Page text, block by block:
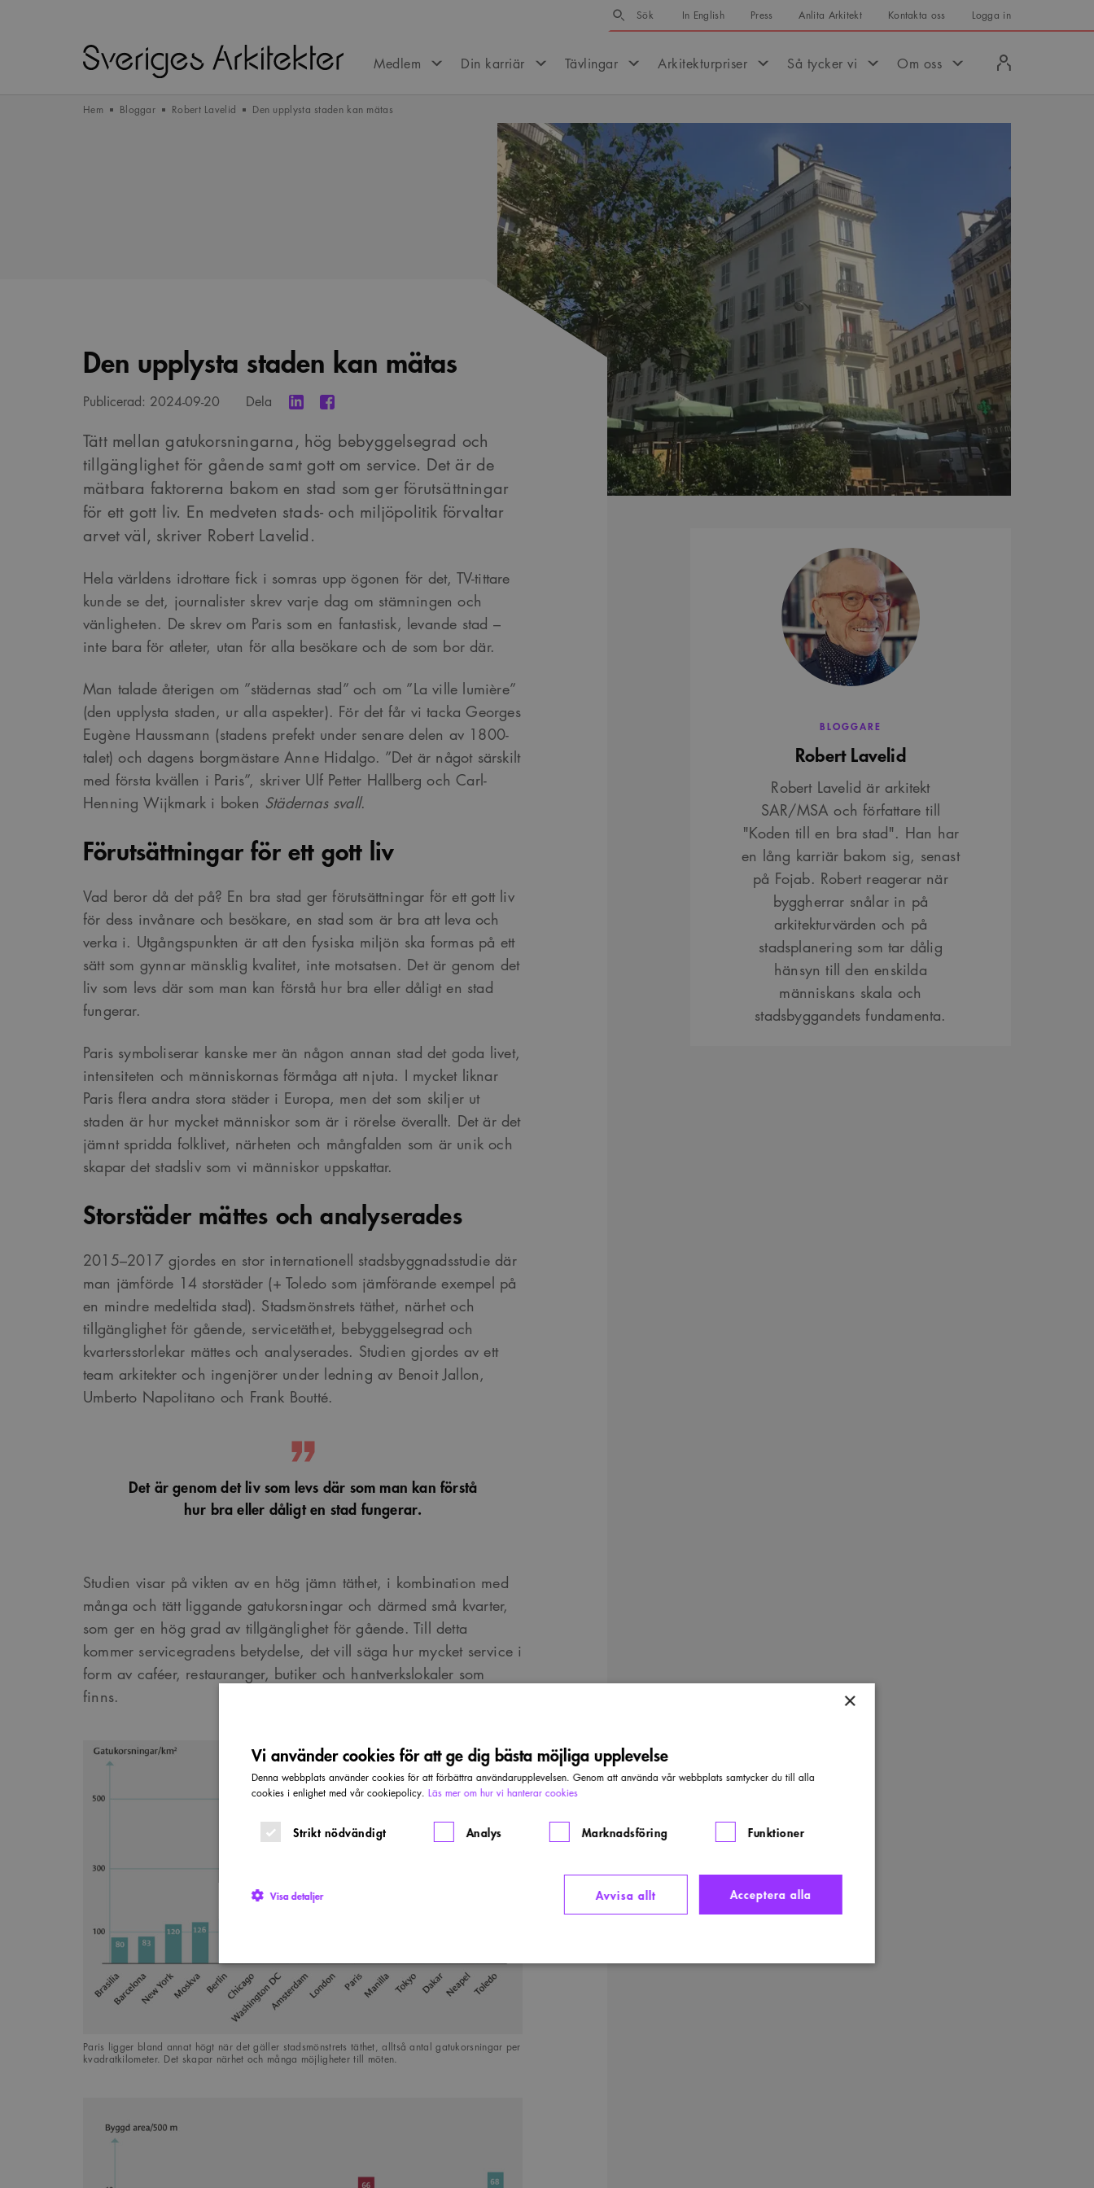
Sök
Sök In English Press Anlita Arkitekt Kontakta oss Logga in
Medlem Din karriär Tävlingar Arkitekturpriser Så tycker vi Om oss
in
Hem Bloggar Robert Lavelid Den upplysta staden kan mätas
Den upplysta staden kan mätas
Publicerad: 2024-09-20 Dela
Tätt mellan gatukorsningarna, hög bebyggelsegrad och
tillgänglighet för gående samt gott om service. Det är de
mätbara faktorerna bakom en stad som ger förutsättningar
för ett gott liv. En medveten stads- och miljöpolitik förvaltar
arvet väl, skriver Robert Lavelid.
Hela världens idrottare fick i somras upp ögonen för det, TV-tittare
kunde se det, journalister skrev varje dag om stämningen och
vänligheten. De skrev om Paris som en fantastisk, levande stad –
inte bara för atleter, utan för alla besökare och de som bor där.
Man talade återigen om ”städernas stad” och om ”La ville lumière”
(den upplysta staden, ur alla aspekter). För det får vi tacka Georges
Eugène Haussmann (stadens prefekt under senare delen av 1800-
talet) och dagens borgmästare Anne Hidalgo. ”Det är något särskilt
med första kvällen i Paris”, skriver Ulf Petter Hallberg och Carl-
Henning Wijkmark i boken Städernas svall.
Förutsättningar för ett gott liv
Vad beror då det på? En bra stad ger förutsättningar för ett gott liv
för dess invånare och besökare, en stad som är bra att leva och
verka i. Utgångspunkten är att den fysiska miljön ska formas på ett
sätt som gynnar mänsklig kvalitet, inte motsatsen. Det är genom det
liv som levs där som man kan förstå hur bra eller dåligt en stad
fungerar.
Paris symboliserar kanske mer än någon annan stad det goda livet,
intensiteten och människornas förmåga att njuta. I mycket liknar
Paris flera andra stora städer i Europa, men det som skiljer ut
staden är hur mycket människor som är i rörelse överallt. Det är det
jämnt spridda folklivet, närheten och mångfalden som är unik och
skapar det stadsliv som vi människor uppskattar.
Storstäder mättes och analyserades
2015–2017 gjordes en stor internationell stadsbyggnadsstudie där
man jämförde 14 storstäder (+ Toledo som jämförande exempel på
en mindre medeltida stad). Stadsmönstrets täthet, närhet och
tillgänglighet för gående, servicetäthet, bebyggelsegrad och
kvartersstorlekar mättes och analyserades. Studien gjordes av ett
team arkitekter och ingenjörer under ledning av Benoit Jallon,
Umberto Napolitano och Frank Boutté.
Det är genom det liv som levs där som man kan förstå
hur bra eller dåligt en stad fungerar.
Studien visar på vikten av en hög jämn täthet, i kombination med
många och tätt liggande gatukorsningar och därmed små kvarter,
som ger en hög grad av tillgänglighet för gående. Till detta
kommer servicegradens betydelse, det vill säga hur mycket service i
form av caféer, restauranger, butiker och hantverkslokaler som
finns.
Paris ligger bland annat högt när det gäller stadsmönstrets täthet, alltså antal gatukorsningar per
kvadratkilometer. Det skapar närhet och många möjligheter till möten.
Lavelid
BLOGGARE
Robert Lavelid
Robert Lavelid är arkitekt
SAR/MSA och författare till
"Koden till en bra stad". Han har
en lång karriär bakom sig, senast
på Fojab. Robert reagerar när
byggherrar snålar in på
arkitekturvärden och på
stadsplanering som tar dålig
hänsyn till den enskilda
människans skala och
stadsbyggandets fundamenta.
×
Vi använder cookies för att ge dig bästa möjliga upplevelse
Denna webbplats använder cookies för att förbättra användarupplevelsen. Genom att använda vår webbplats samtycker du till alla
cookies i enlighet med vår cookiepolicy. Läs mer om hur vi hanterar cookies
Strikt nödvändigt Analys Marknadsföring Funktioner
Acceptera alla
Avvisa allt
Visa detaljer
Strikt nödvändigt
Strikt nödvändiga kakor tillåter kärnwebbplatsfunktioner som användarinloggning och kontohantering. Webbplatsen kan inte användas ordentligt
Namn Provider/Domän Utgång
Beskrivning
.fonts.net
för webbplatsen för att göra giltiga rapporter om användningen av deras webbplats.